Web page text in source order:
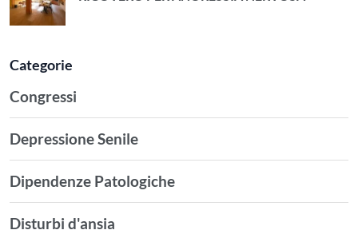
Categorie
Congressi
Depressione Senile
Dipendenze Patologiche
Disturbi d'ansia